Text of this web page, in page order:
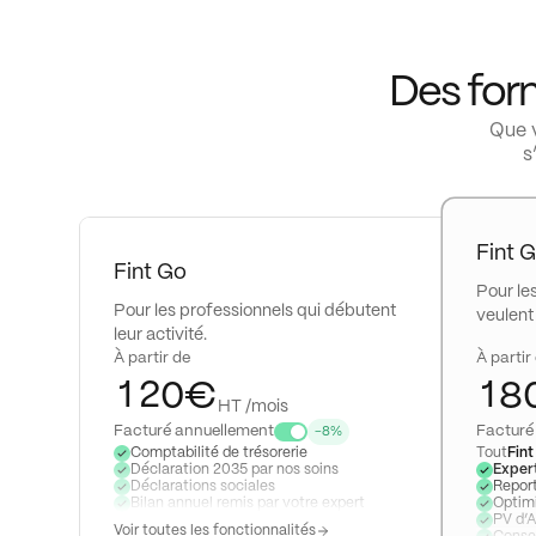
Des
Que
Fint Go
Pour les professionnels qui débutent
leur activité.
À partir de
0
1
2
3
0
1
2
3
4
0
1
2
€ HT /mois
Facturé annuellement -8%
Comptabilité de trésorerie
Déclaration 2035 par nos soins
Déclarations sociales
Bilan annuel remis par votre expert
Voir toutes les fonctionnalités
Fint
Pour
veulent
À partir
0
1
2
3
1
2
5
6
7
8
9
ToutFint
PV